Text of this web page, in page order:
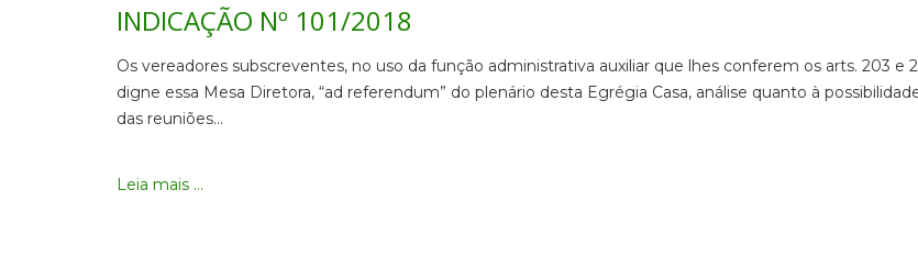
INDICAÇÃO Nº 101/2018
Os vereadores subscreventes, no uso da função administrativa auxiliar que lhes conferem os arts. 203
digne essa Mesa Diretora, “ad referendum” do plenário desta Egrégia Casa, análise quanto à
das reuniões…
Leia mais ...